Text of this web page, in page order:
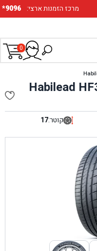
*9096 :מרכז הזמנות ארצי
0
Habilead
קוטר:17